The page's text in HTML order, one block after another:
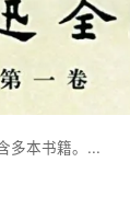
多本书籍。...